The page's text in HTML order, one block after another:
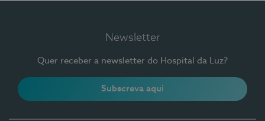
Newsletter
Quer receber a newsletter do Hospital da Luz?
Subscreva aqui